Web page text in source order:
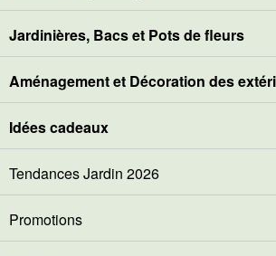
Jardinières, Bacs et Pots de fleurs
Aménagement et Décoration des
Idées cadeaux
Tendances Jardin 2026
Promotions